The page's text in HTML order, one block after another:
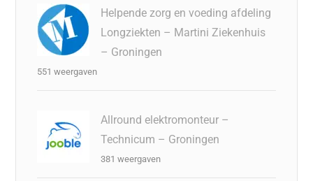
Helpende zorg en voeding afdeling
Longziekten – Martini Ziekenhuis
– Groningen
551 weergaven
Allround elektromonteur –
Technicum – Groningen
381 weergaven